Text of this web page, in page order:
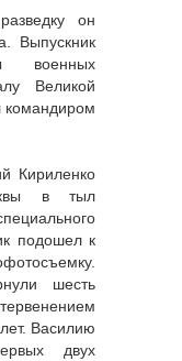
он
Выпускник
военных
Великой
командиром
Кириленко
в тыл
подошел к
шесть
Василию
двух